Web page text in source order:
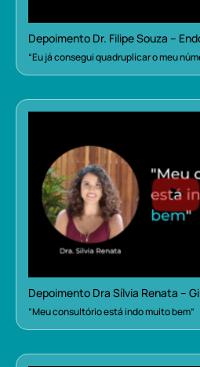
Depoimento Dr. Filipe Souza –
“Eu já consegui quadruplicar o meu
Depoimento Dra Sílvia Renata –
“Meu consultório está indo muito bem”